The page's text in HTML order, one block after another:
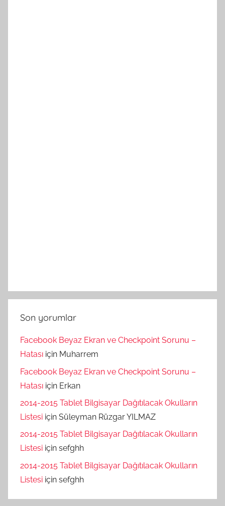
Son yorumlar
Facebook Beyaz Ekran ve Checkpoint Sorunu –
Hatası için Muharrem
Facebook Beyaz Ekran ve Checkpoint Sorunu –
Hatası için Erkan
2014-2015 Tablet Bilgisayar Dağıtılacak Okulların
Listesi için Süleyman Rüzgar YILMAZ
2014-2015 Tablet Bilgisayar Dağıtılacak Okulların
Listesi için sefghh
2014-2015 Tablet Bilgisayar Dağıtılacak Okulların
Listesi için sefghh